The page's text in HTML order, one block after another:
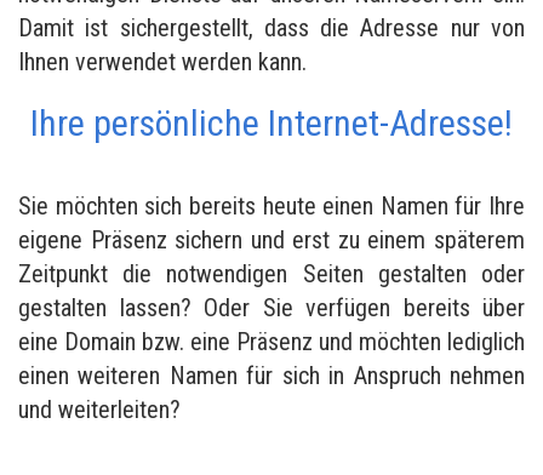
Damit ist sichergestellt, dass die Adresse nur von
Ihnen verwendet werden kann.
Ihre persönliche Internet-Adresse!
Sie möchten sich bereits heute einen Namen für Ihre
eigene Präsenz sichern und erst zu einem späterem
Zeitpunkt die notwendigen Seiten gestalten oder
gestalten lassen? Oder Sie verfügen bereits über
eine Domain bzw. eine Präsenz und möchten lediglich
einen weiteren Namen für sich in Anspruch nehmen
und weiterleiten?